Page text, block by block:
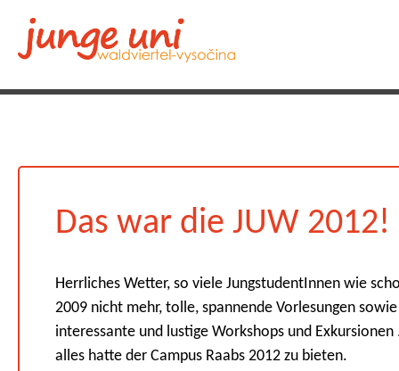
Das war die JUW 2012!
Herrliches Wetter, so viele JungstudentInnen wie
2009 nicht mehr, tolle, spannende Vorlesungen sowie
interessante und lustige Workshops und Exkursionen
alles hatte der Campus Raabs 2012 zu bieten.